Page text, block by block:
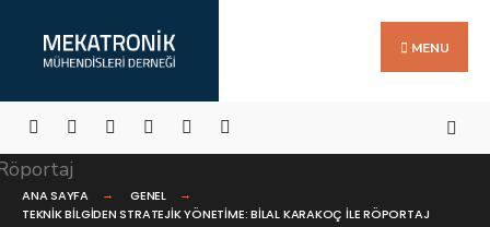
MENU
ANA SAYFA
GENEL
TEKNIK BILGIDEN STRATEJIK YÖNETIME: BILAL KARAKOÇ ILE RÖPORTAJ
for: